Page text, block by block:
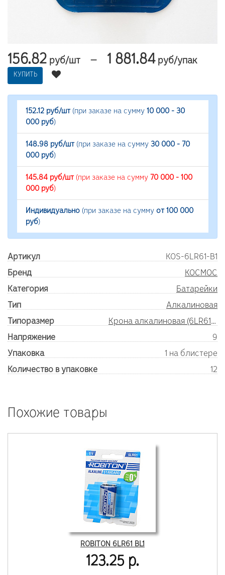
156.82 руб/шт — 1 881.84руб/упак
КУПИТЬ
152.12 руб/шт(при заказе на сумму 10 000 - 30
000 руб)
148.98 руб/шт(при заказе на сумму 30 000 - 70
000 руб)
145.84 руб/шт(при заказе на сумму 70 000 - 100
000 руб)
Индивидуально (при заказе на сумму от 100 000
руб)
Артикул
KOS-6LR61-B1
Бренд
КОСМОС
Категория
Батарейки
Тип
Алкалиновая
Типоразмер
Крона алкалиновая (6LR61/9V)
Напряжение
9
Упаковка
1 на блистере
Количество в упаковке
12
Похожие товары
ROBITON 6LR61 BL1
123.25 р.